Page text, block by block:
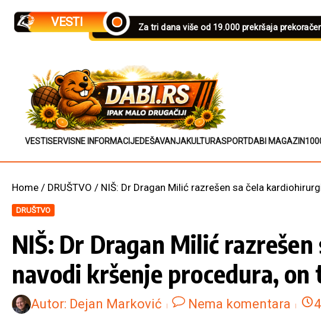
VESTI Za tri dana više od 19.000 prekršaja
VESTISERVISNE INFORMACIJEDEŠAVANJAKULTURASPORTDABI MAGAZIN
Home / DRUŠTVO / NIŠ: Dr Dragan Milić razrešen sa čela
DRUŠTVO
NIŠ: Dr Dragan Milić
navodi kršenje procedura,
Autor: Dejan Marković Nema komentara